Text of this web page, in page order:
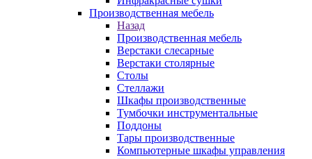
Производственная мебель
Назад
Производственная мебель
Верстаки слесарные
Верстаки столярные
Столы
Стеллажи
Шкафы производственные
Тумбочки инструментальные
Поддоны
Тары производственные
Компьютерные шкафы управления